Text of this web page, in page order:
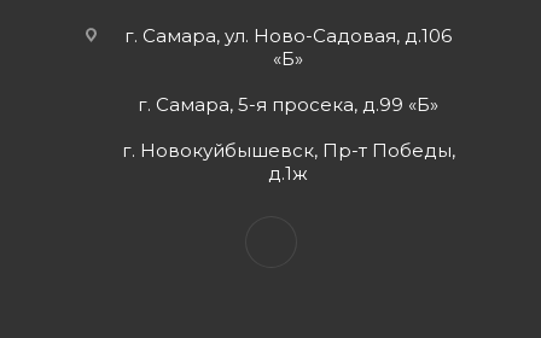
г. Самара, ул. Ново-Садовая, д.106
«Б»
г. Самара, 5-я просека, д.99 «Б»
г. Новокуйбышевск, Пр-т Победы,
д.1ж